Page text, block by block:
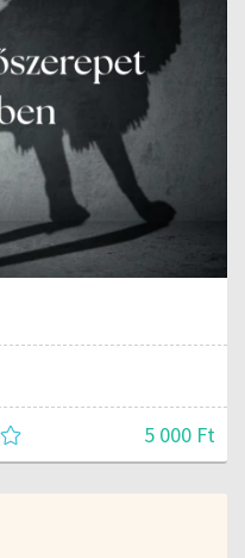
5 000 Ft